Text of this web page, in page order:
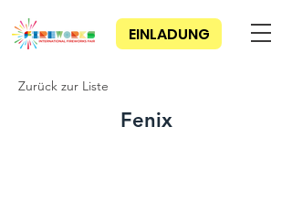
EINLADUNG
Zurück zur Liste
Fenix